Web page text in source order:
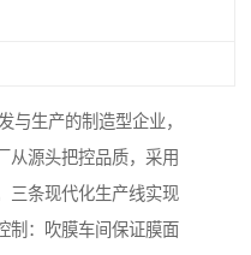
与生产的制造型企业，
从源头把控品质，采用
三条现代化生产线实现
制：吹膜车间保证膜面